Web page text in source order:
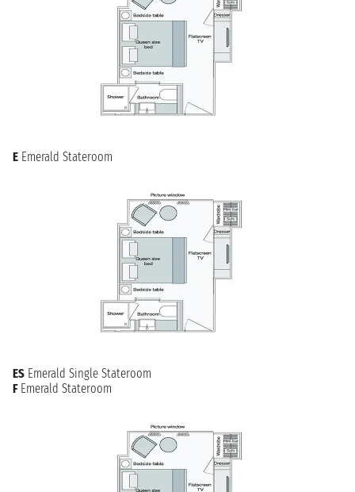
lundi 5 octobre 2026
LISBONNE
mardi 6 octobre 2026
E Emerald Stateroom
ES Emerald Single Stateroom
F Emerald Stateroom